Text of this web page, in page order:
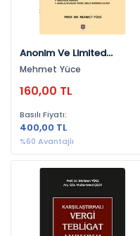
Üniversite Yayınları (1)
Konulara Göre
Ekonomi (149)
Sosyal Bilimler (126)
Muhasebe (115)
Maliye (70)
Ekonomi, İşletme (58)
Pazarlama (48)
İktisat (45)
Finans (40)
Yayınevlerine Göre
Anonim Ve Limited
Şirketlerde Yönetim Kurulu
Müdürler İle Ortakların
Mehmet Yüce
Mehmet Yüce
160,00 TL
Basılı Fiyatı:
400,00 TL
%60 Avantajlı